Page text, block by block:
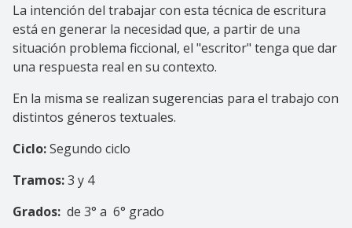
La intención del trabajar con esta técnica de escritura
está en generar la necesidad que, a partir de una
situación problema ficcional, el "escritor" tenga que dar
una respuesta real en su contexto.
En la misma se realizan sugerencias para el trabajo con
distintos géneros textuales.
Ciclo:Segundo ciclo
Tramos:3 y 4
Grados: de 3° a 6° grado